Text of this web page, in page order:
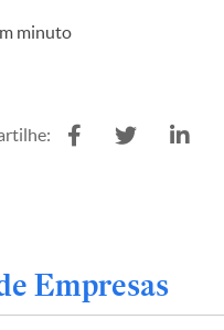
minuto
Empresas